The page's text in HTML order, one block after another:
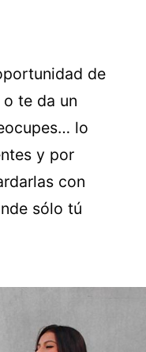
de
te da un
lo
y por
con
sólo tú